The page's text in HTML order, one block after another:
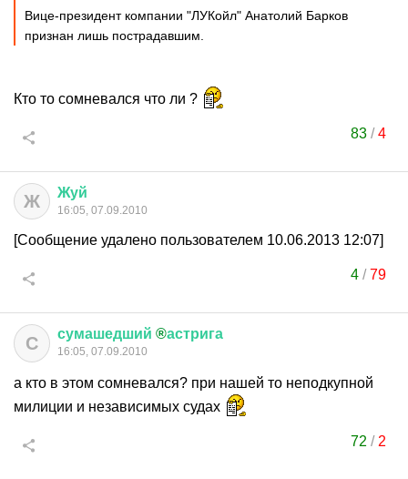
Вице-президент компании "ЛУКойл" Анатолий Барков
признан лишь пострадавшим.
Кто то сомневался что ли ?
83 /4
Ж Жуй
16:05, 07.09.2010
[Сообщение удалено пользователем 10.06.2013 12:07]
4 /79
С сумашедший ®астрига
16:05, 07.09.2010
а кто в этом сомневался? при нашей то неподкупной
милиции и независимых судах
72 / 2